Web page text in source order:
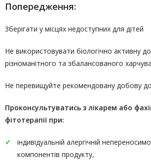
Попередження:
Зберігати у місцях недоступних для дітей
Не використовувати біологічно активну
різноманітного та збалансованого
Не перевищуйте рекомендовану добову
Проконсультуватись з лікарем або
фітотерапії при:
індивідуальній алергічній
компонентів продукту,